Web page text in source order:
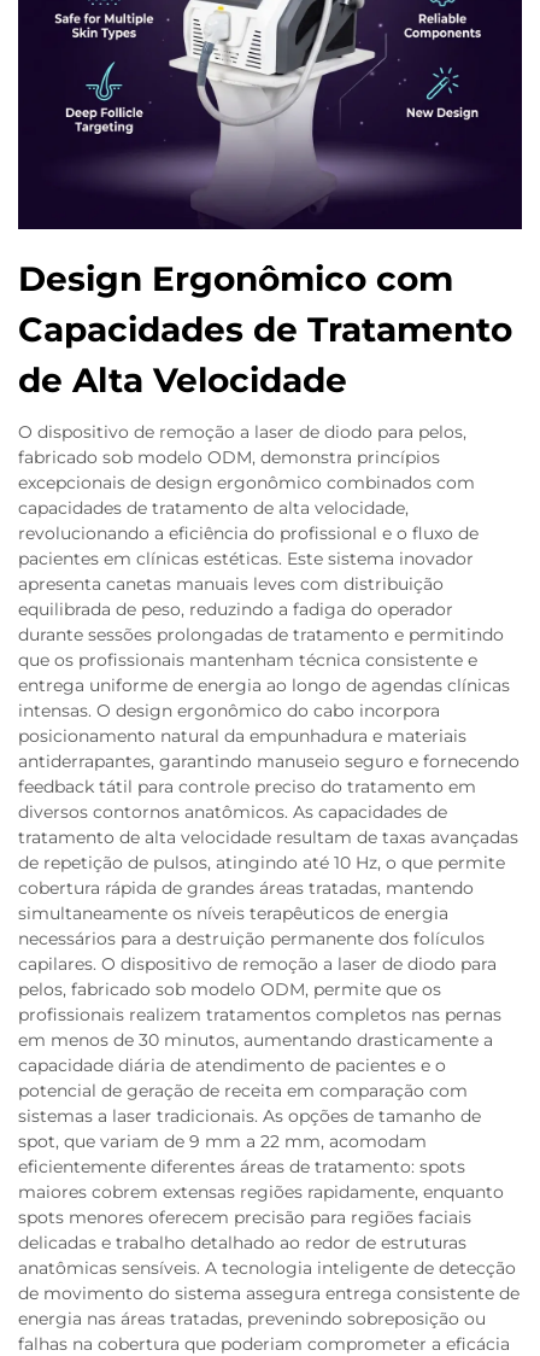
Design Ergonômico com
Capacidades de Tratamento
de Alta Velocidade
O dispositivo de remoção a laser de diodo para pelos,
fabricado sob modelo ODM, demonstra princípios
excepcionais de design ergonômico combinados com
capacidades de tratamento de alta velocidade,
revolucionando a eficiência do profissional e o fluxo de
pacientes em clínicas estéticas. Este sistema inovador
apresenta canetas manuais leves com distribuição
equilibrada de peso, reduzindo a fadiga do operador
durante sessões prolongadas de tratamento e permitindo
que os profissionais mantenham técnica consistente e
entrega uniforme de energia ao longo de agendas clínicas
intensas. O design ergonômico do cabo incorpora
posicionamento natural da empunhadura e materiais
antiderrapantes, garantindo manuseio seguro e fornecendo
feedback tátil para controle preciso do tratamento em
diversos contornos anatômicos. As capacidades de
tratamento de alta velocidade resultam de taxas avançadas
de repetição de pulsos, atingindo até 10 Hz, o que permite
cobertura rápida de grandes áreas tratadas, mantendo
simultaneamente os níveis terapêuticos de energia
necessários para a destruição permanente dos folículos
capilares. O dispositivo de remoção a laser de diodo para
pelos, fabricado sob modelo ODM, permite que os
profissionais realizem tratamentos completos nas pernas
em menos de 30 minutos, aumentando drasticamente a
capacidade diária de atendimento de pacientes e o
potencial de geração de receita em comparação com
sistemas a laser tradicionais. As opções de tamanho de
spot, que variam de 9 mm a 22 mm, acomodam
eficientemente diferentes áreas de tratamento: spots
maiores cobrem extensas regiões rapidamente, enquanto
spots menores oferecem precisão para regiões faciais
delicadas e trabalho detalhado ao redor de estruturas
anatômicas sensíveis. A tecnologia inteligente de detecção
de movimento do sistema assegura entrega consistente de
energia nas áreas tratadas, prevenindo sobreposição ou
falhas na cobertura que poderiam comprometer a eficácia